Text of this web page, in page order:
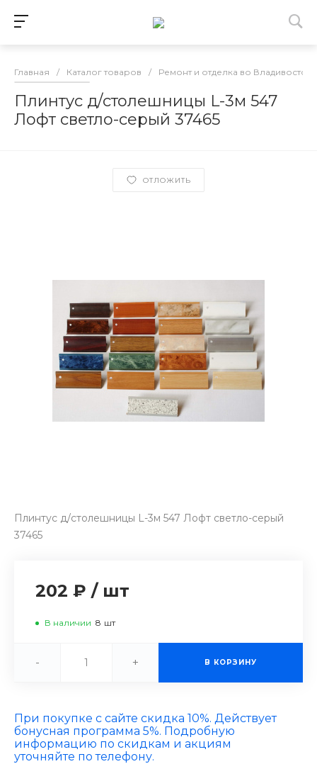
Главная / Каталог товаров / Ремонт и отделка во Владивостоке
Плинтус д/столешницы L-3м 547
Лофт светло-серый 37465
ОТЛОЖИТЬ
Плинтус д/столешницы L-3м 547 Лофт светло-серый
37465
202 ₽ / шт
В наличии 8 шт
- + В КОРЗИНУ
При покупке с сайте скидка 10%. Действует
бонусная программа 5%. Подробную
информацию по скидкам и акциям
уточняйте по телефону.